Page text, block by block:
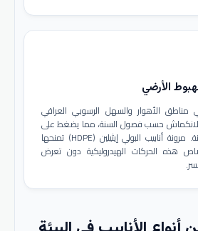
الأرضي
مناطق الأهوار والسهل الرسوبي العراقي
والانكماش حسب فصول السنة، مما يضغط على
شبكات الأنابيب المدفونة. مرونة أنابيب البولي إيثيلين (HDPE) تمنحها
هذه الحركات الهيدروليكية دون تعرض